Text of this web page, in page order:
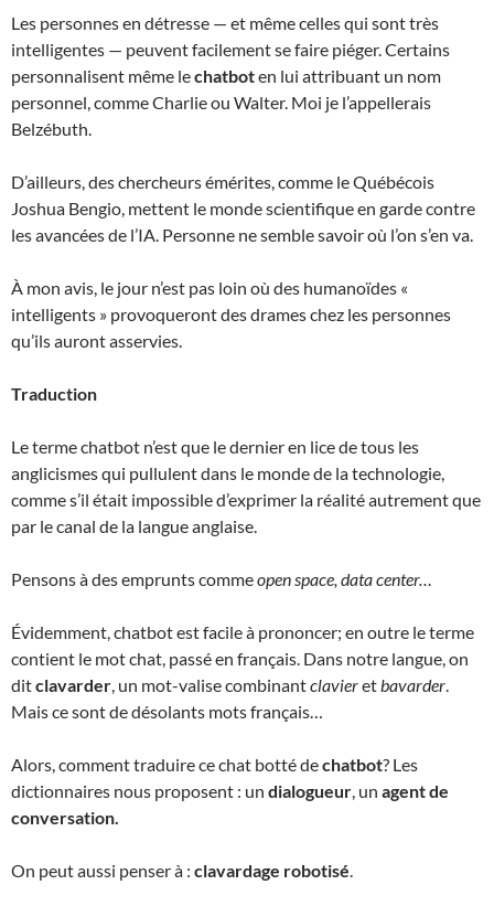
Les personnes en détresse — et même celles qui sont très
intelligentes — peuvent facilement se faire piéger. Certains
personnalisent même lechatboten lui attribuant un nom
personnel, comme Charlie ou Walter. Moi je l’appellerais
Belzébuth.
D’ailleurs, des chercheurs émérites, comme le Québécois
Joshua Bengio, mettent le monde scientifique en garde contre
les avancées de l’IA. Personne ne semble savoir où l’on s’en va.
À mon avis, le jour n’est pas loin où des humanoïdes «
intelligents » provoqueront des drames chez les personnes
qu’ils auront asservies.
Traduction
Le terme chatbot n’est que le dernier en lice de tous les
anglicismes qui pullulent dans le monde de la technologie,
comme s’il était impossible d’exprimer la réalité autrement que
par le canal de la langue anglaise.
Pensons à des emprunts commeopen space, data center…
Évidemment, chatbot est facile à prononcer; en outre le terme
contient le mot chat, passé en français. Dans notre langue, on
ditclavarder, un mot-valise combinantclavieretbavarder.
Mais ce sont de désolants mots français…
Alors, comment traduire ce chat botté dechatbot? Les
dictionnaires nous proposent : un dialogueur, un agent de
conversation.
On peut aussi penser à : clavardage robotisé.